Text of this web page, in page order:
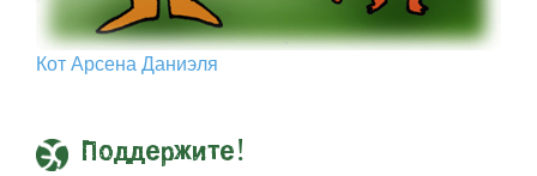
Кот Арcена Даниэля
Поддержите!